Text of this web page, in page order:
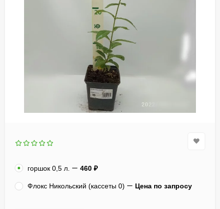
горшок 0,5 л. 460 ₽
Флокс Никольский (кассеты 0) Цена по запросу